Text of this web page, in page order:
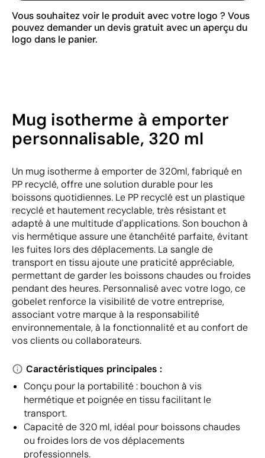
Vous souhaitez voir le produit avec votre logo ? Vous
pouvez demander un devis gratuit avec un aperçu du
logo dans le panier.
Mug isotherme à emporter
personnalisable, 320 ml
Un mug isotherme à emporter de 320ml, fabriqué en
PP recyclé, offre une solution durable pour les
boissons quotidiennes. Le PP recyclé est un plastique
recyclé et hautement recyclable, très résistant et
adapté à une multitude d'applications. Son bouchon à
vis hermétique assure une étanchéité parfaite, évitant
les fuites lors des déplacements. La sangle de
transport en tissu ajoute une praticité appréciable,
permettant de garder les boissons chaudes ou froides
pendant des heures. Personnalisé avec votre logo, ce
gobelet renforce la visibilité de votre entreprise,
associant votre marque à la responsabilité
environnementale, à la fonctionnalité et au confort de
vos clients ou collaborateurs.
Caractéristiques principales :
Conçu pour la portabilité : bouchon à vis
hermétique et poignée en tissu facilitant le
transport.
Capacité de 320 ml, idéal pour boissons chaudes
ou froides lors de vos déplacements
professionnels.